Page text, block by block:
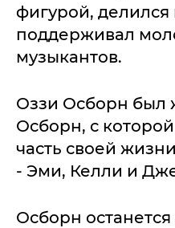
фигурой,
поддерживал
музыкантов.
Оззи Осборн был
Осборн, с
часть своей
- Эми, Келли и
Осборн